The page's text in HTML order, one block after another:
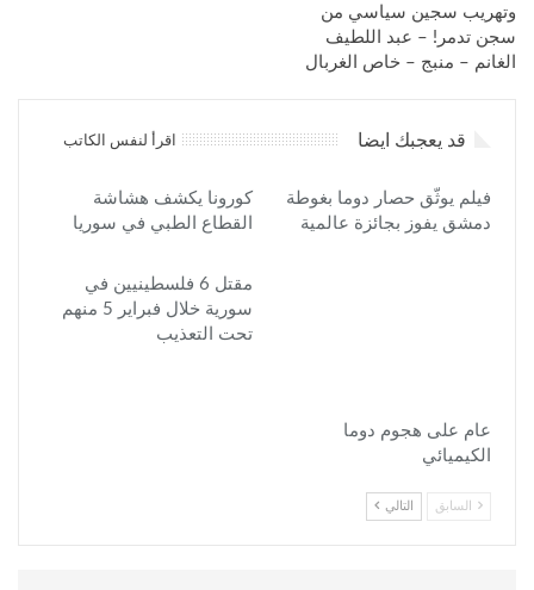
وتهريب سجين سياسي من
سجن تدمر! – عبد اللطيف
الغانم – منبج – خاص الغربال
قد يعجبك ايضا اقرأ لنفس الكاتب
فيلم يوثّق حصار دوما بغوطة
دمشق يفوز بجائزة عالمية
كورونا يكشف هشاشة
القطاع الطبي في سوريا
عام على هجوم دوما
الكيميائي
مقتل 6 فلسطينيين في
سورية خلال فبراير 5 منهم
تحت التعذيب
السابق التالي